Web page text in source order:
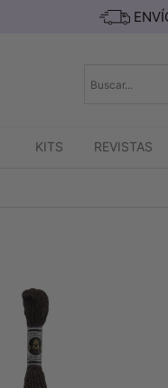
KITS REVISTAS